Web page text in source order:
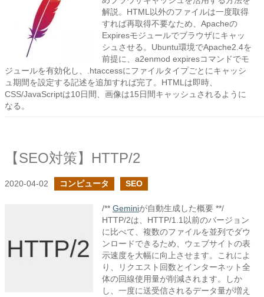
解説。HTML以外のファイルは一度取得
すれば再取得不要なため、Apacheの
Expiresモジュールでブラウザにキャッ
シュさせる。Ubuntu環境でApache2.4を
前提に、a2enmod expiresコマンドでモ
ジュールを有効化し、.htaccessにファイルタイプごとにキャッシ
ュ期間を設定する記述を追加すれば完了。HTMLは即時、
CSS/JavaScriptは10日間、画像は15日間キャッシュされるように
なる。
【SEO対策】HTTP/2
2020-04-02 コンピュータ SEO
/** Geminiが自動生成した概要 **/
HTTP/2は、HTTP/1.1以前のバージョン
に比べて、複数のファイルを並列でダウ
ンロードできるため、ウェブサイトの表
示速度を大幅に向上させます。これによ
り、リクエスト回数とインターネット全
体の回線使用量が削減されます。しか
し、一度に送受信されるデータ量が増え